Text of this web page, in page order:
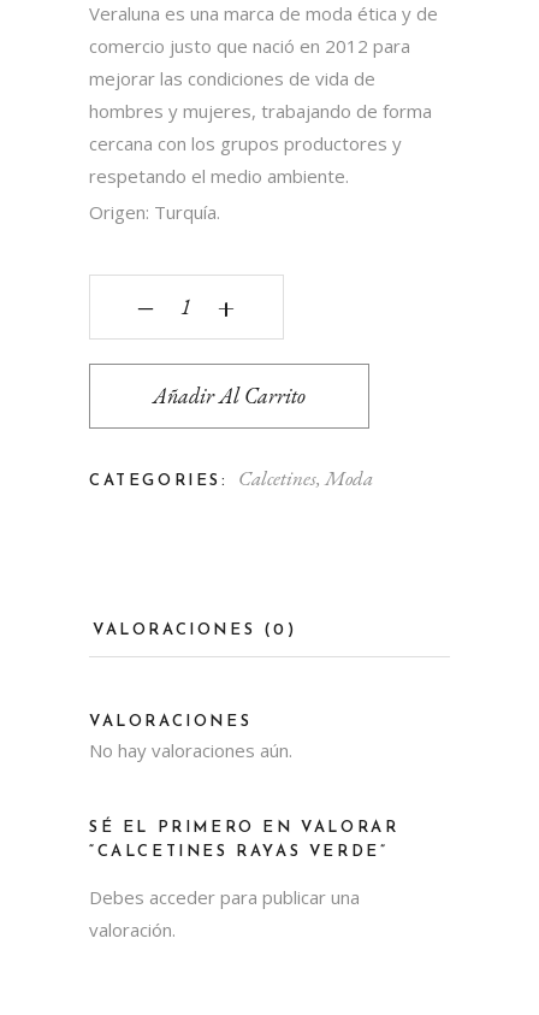
Veraluna es una marca de moda ética y de
comercio justo que nació en 2012 para
mejorar las condiciones de vida de
hombres y mujeres, trabajando de forma
cercana con los grupos productores y
respetando el medio ambiente.
Origen: Turquía.
‒ +
Añadir Al Carrito
CATEGORIES: Calcetines,Moda
VALORACIONES (0)
VALORACIONES
No hay valoraciones aún.
SÉ EL PRIMERO EN VALORAR
“CALCETINES RAYAS VERDE”
Debes acceder para publicar una
valoración.